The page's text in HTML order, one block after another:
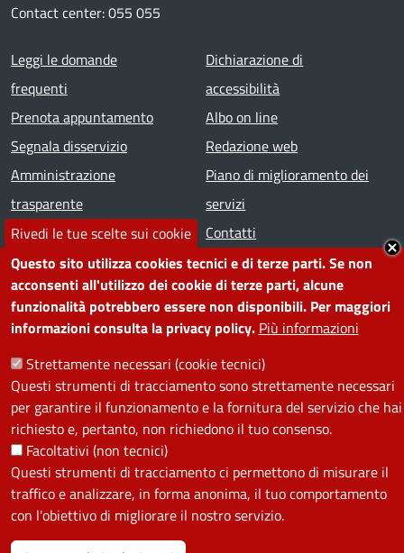
Rivedi le tue scelte sui cookie
Questo sito utilizza cookies tecnici e di terze parti. Se non
acconsenti all'utilizzo dei cookie di terze parti, alcune
funzionalità potrebbero essere non disponibili. Per maggiori
informazioni consulta la privacy policy. Più informazioni
Strettamente necessari (cookie tecnici)
Questi strumenti di tracciamento sono strettamente necessari
per garantire il funzionamento e la fornitura del servizio che hai
richiesto e, pertanto, non richiedono il tuo consenso.
Facoltativi (non tecnici)
Questi strumenti di tracciamento ci permettono di misurare il
traffico e analizzare, in forma anonima, il tuo comportamento
con l'obiettivo di migliorare il nostro servizio.
Contact center: 055 055
Footer menu
Leggi le domande
frequenti
Prenota appuntamento
Segnala disservizio
Amministrazione
trasparente
Note legali
Dichiarazione di
accessibilità
Albo on line
Redazione web
Piano di miglioramento dei
servizi
Contatti
SEGUICI SU
Facebook
Instagram
YouTube
Telegram
WhatsApp
TwitterLinkedin
PRIVACY
Useful links section
La Privacy nel Comune
PRIVACY